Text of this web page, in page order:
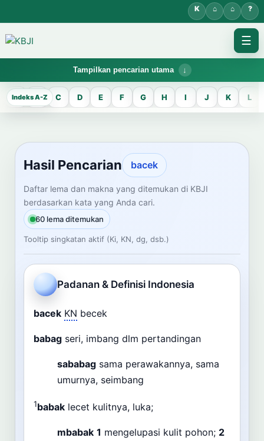
☰
Tampilkan pencarian utama
KBJI WORKSPACE
Hasil Pencarian
Temukan lema Jawa dan maknanya dalam bahasa Indonesia saat
mengelola data Kamus Bahasa Jawa-Indonesia.
CARI LEMA JAWA
Masukkan kata Jawa
Dashboard Pencarian
A B C D E F G H I J K L
Hasil Pencarian bacek
Daftar lema dan makna yang ditemukan di KBJI
berdasarkan kata yang Anda cari.
60 lema ditemukan
Tooltip singkatan aktif (Ki, KN, dg, dsb.)
Padanan & Definisi Indonesia
bacek KN becek
babag seri, imbang dlm pertandingan
sababag sama perawakannya, sama
umurnya, seimbang
1babak lecet kulitnya, luka;
mbabak 1 mengelupasi kulit pohon; 2